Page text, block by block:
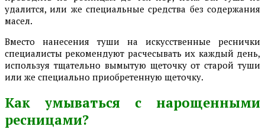
удалится, или же специальные средства без содержания
масел.
Вместо нанесения туши на искусственные реснички
специалисты рекомендуют расчесывать их каждый день,
используя тщательно вымытую щеточку от старой туши
или же специально приобретенную щеточку.
Как умываться с нарощенными
ресницами?